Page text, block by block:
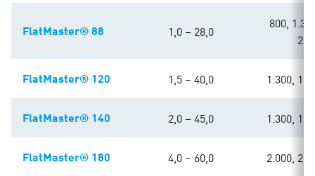
FlatMaster® 88 1,0 – 28,0
800,
FlatMaster® 120 1,5 – 40,0 1.300,
FlatMaster® 140 2,0 – 45,0 1.300,
FlatMaster® 180 4,0 – 60,0 2.000,